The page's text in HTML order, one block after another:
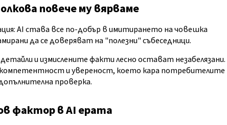
повече му вярваме
AI става все по-добър в имитирането на човешка
да се доверяват на "полезни" събеседници.
и измислените факти лесно остават незабелязани.
компетентност и увереност, което кара потребителите
проверка.
фактор в AI ерата